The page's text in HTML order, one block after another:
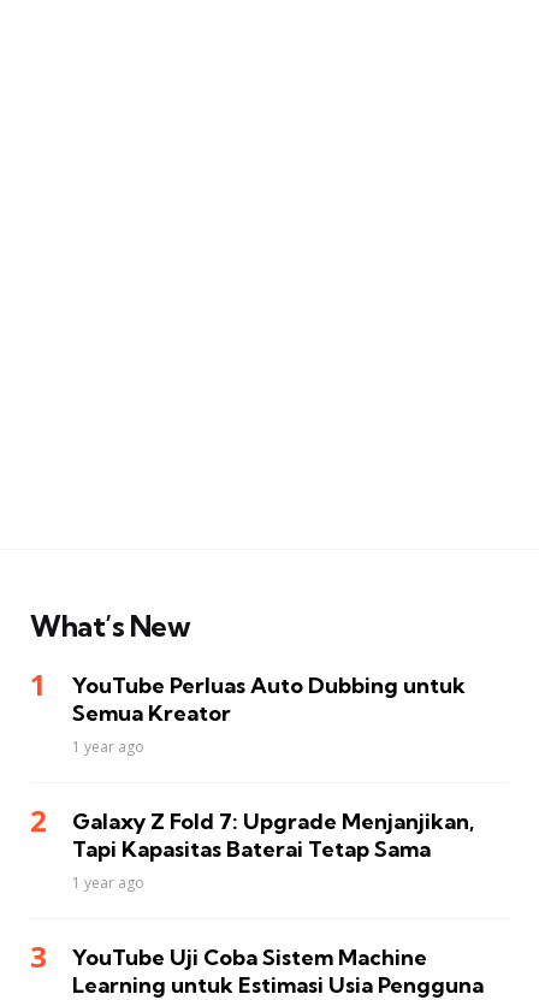
What’s New
YouTube Perluas Auto Dubbing untuk
Semua Kreator
1 year ago
Galaxy Z Fold 7: Upgrade Menjanjikan,
Tapi Kapasitas Baterai Tetap Sama
1 year ago
YouTube Uji Coba Sistem Machine
Learning untuk Estimasi Usia Pengguna